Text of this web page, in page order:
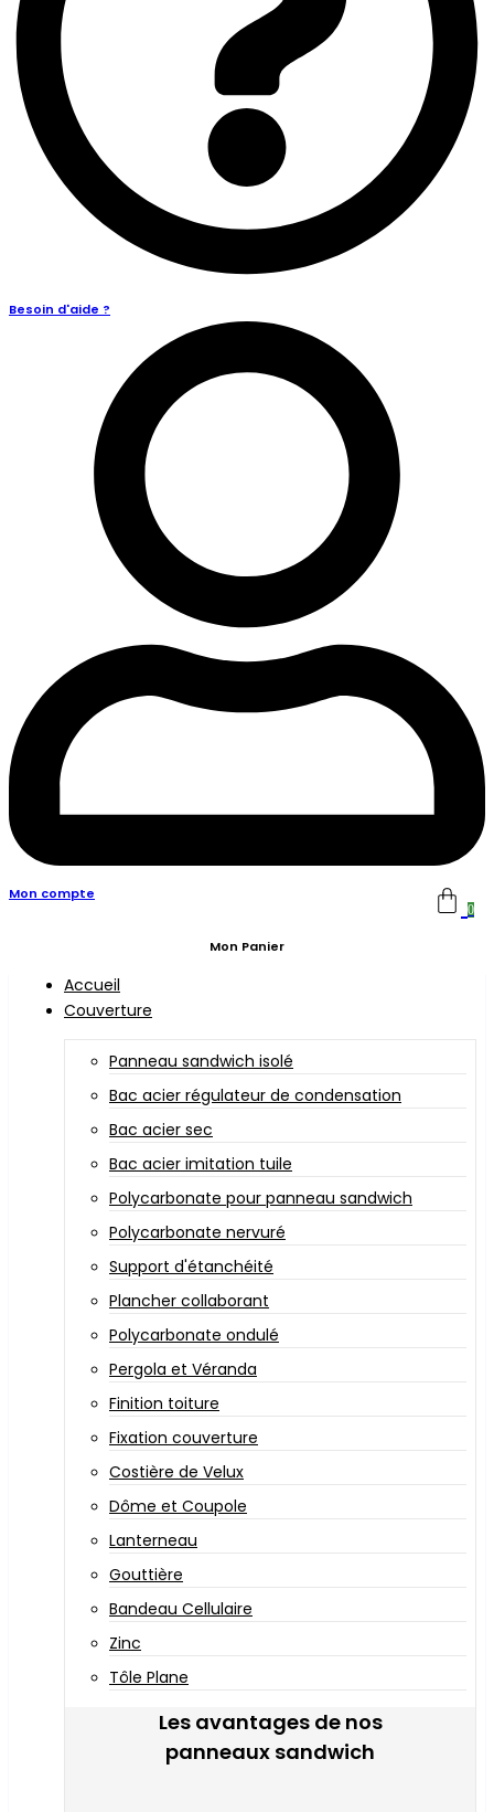
Besoin d'aide ?
Mon compte
0
Mon Panier
Accueil
Couverture
Panneau sandwich isolé
Bac acier régulateur de condensation
Bac acier sec
Bac acier imitation tuile
Polycarbonate pour panneau sandwich
Polycarbonate nervuré
Support d'étanchéité
Plancher collaborant
Polycarbonate ondulé
Pergola et Véranda
Finition toiture
Fixation couverture
Costière de Velux
Dôme et Coupole
Lanterneau
Gouttière
Bandeau Cellulaire
Zinc
Tôle Plane
Les avantages de nos
panneaux sandwich